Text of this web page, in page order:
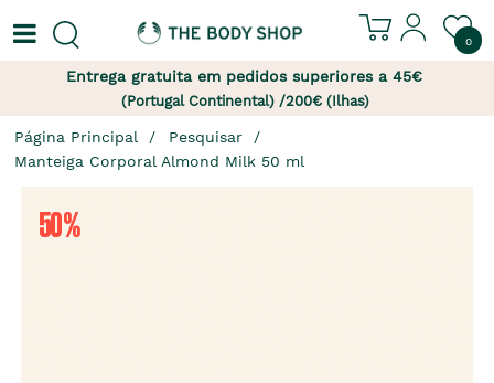
0
Entrega gratuita em pedidos superiores a 45€
(Portugal Continental) /200€ (Ilhas)
Página Principal
Pesquisar
Manteiga Corporal Almond Milk 50 ml